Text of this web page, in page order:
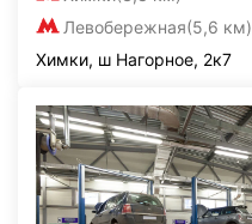
Левобережная(5,6 км)
Химки, ш Нагорное, 2к7